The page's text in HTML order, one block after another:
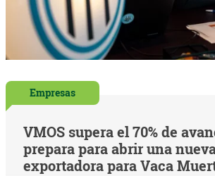
Empresas
VMOS supera el 70% de
prepara para abrir una
exportadora para Vaca